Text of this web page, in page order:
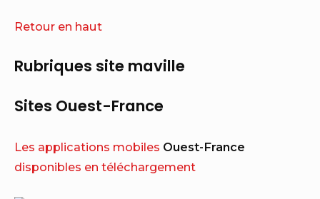
Retour en haut
Rubriques site maville
Sites Ouest-France
Les applications mobiles Ouest-France
disponibles en téléchargement